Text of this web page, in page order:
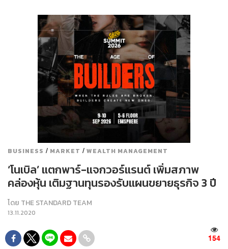
BUSINESS / MARKET / WEALTH MANAGEMENT
‘โนเบิล’ แตกพาร์-แจกวอร์แรนต์ เพิ่มสภาพ
คล่องหุ้น เติมฐานทุนรองรับแผนขยายธุรกิจ 3 ปี
โดย THE STANDARD TEAM
13.11.2020
154